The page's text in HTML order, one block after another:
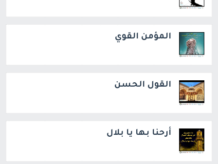
المؤمن القوي
القول الحسن
أرحنا بها يا بلال